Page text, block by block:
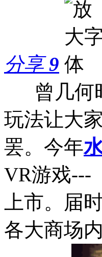
分享9
曾几何
玩法让大
罢。今年
VR游戏---
上市。届
各大商场